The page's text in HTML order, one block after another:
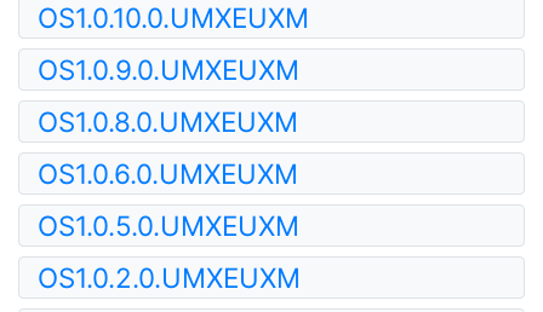
OS1.0.10.0.UMXEUXM
OS1.0.9.0.UMXEUXM
OS1.0.8.0.UMXEUXM
OS1.0.6.0.UMXEUXM
OS1.0.5.0.UMXEUXM
OS1.0.2.0.UMXEUXM